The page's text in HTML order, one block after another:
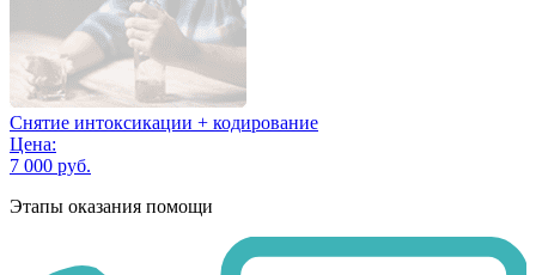
Снятие интоксикации + кодирование
Цена:
7 000 руб.
Этапы оказания помощи